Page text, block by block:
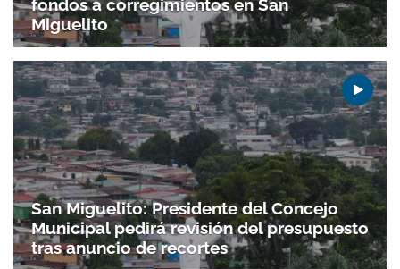
fondos a corregimientos en San
Miguelito
San Miguelito: Presidente del Concejo
Municipal pedirá revisión del presupuesto
tras anuncio de recortes